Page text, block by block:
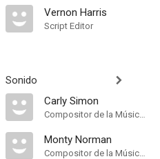
Vernon Harris
Script Editor
Sonido
Carly Simon
Compositor de la Música Original, Theme Song Performance
Monty Norman
Compositor de la Música Original